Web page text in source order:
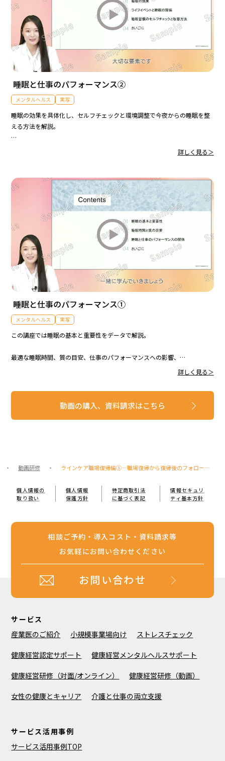
睡眠と仕事のパフォーマンス②
メンタルヘルス 実写
睡眠の効果を具体化し、セルフチェックと環境調整で今夜からの睡眠を整
える方法を解説。
女性のライフイベント対応や受診の目安、医療機関の探し方まで網羅。
詳しく見る＞
睡眠と仕事のパフォーマンス①
メンタルヘルス 実写
この講座では睡眠の基本と重要性をデータで解説。
最適な睡眠時間、質の目安、仕事のパフォーマンスへの影響、
詳しく見る＞
動画の購入、資料請求はこちら
・ 動画研修 ・ ラインケア職場復帰編③―職場復帰から復帰後のフォロー―
個人情報の
取り扱い
個人情報
保護方針
特定商取引法
に基づく表記
情報セキュリ
ティ基本方針
相談ご予約・導入コスト・資料請求等
お気軽にお問い合わせください
お問い合わせ
サービス
産業医のご紹介
小規模事業場向け ストレスチェック
健康経営認定サポート 健康経営メンタルヘルスサポート
健康経営研修（対面/オンライン） 健康経営研修（動画）
女性の健康とキャリア 介護と仕事の両立支援
サービス活用事例
サービス活用事例TOP